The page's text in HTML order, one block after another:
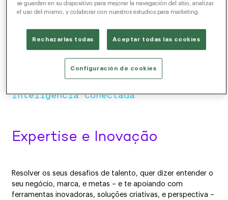
Inteligência Conectada
Expertise e Inovação
Resolver os seus desafios de talento, quer dizer entender o
seu negócio, marca, e metas – e te apoiando com
ferramentas inovadoras, soluções criativas, e perspectiva –
se guarden en su dispositivo para mejorar la navegación del sitio, analizar
el uso del mismo, y colaborar con nuestros estudios para marketing.
Rechazarlas todas Aceptar todas las cookies
Configuración de cookies